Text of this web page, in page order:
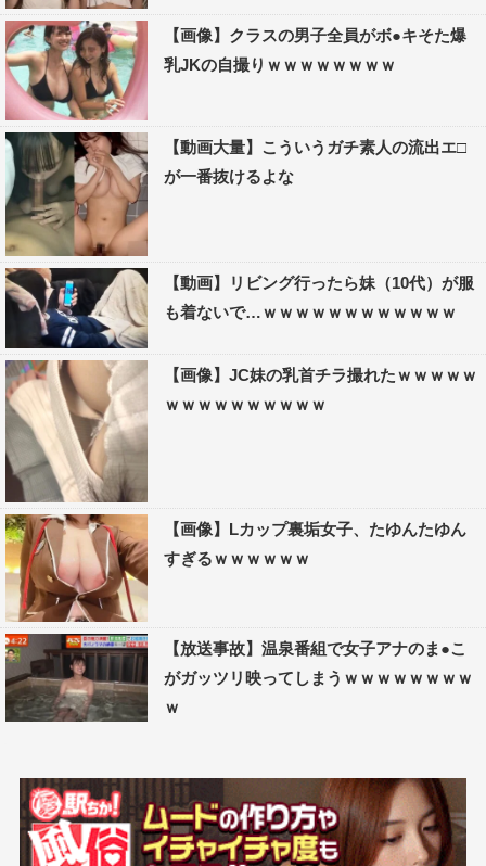
【画像】クラスの男子全員がボ●キそた爆
乳JKの自撮りｗｗｗｗｗｗｗｗ
【動画大量】こういうガチ素人の流出エ□
が一番抜けるよな
【動画】リビング行ったら妹（10代）が服
も着ないで…ｗｗｗｗｗｗｗｗｗｗｗｗ
【画像】JC妹の乳首チラ撮れたｗｗｗｗｗ
ｗｗｗｗｗｗｗｗｗｗ
【画像】Lカップ裏垢女子、たゆんたゆん
すぎるｗｗｗｗｗｗ
【放送事故】温泉番組で女子アナのま●こ
がガッツリ映ってしまうｗｗｗｗｗｗｗｗ
ｗ